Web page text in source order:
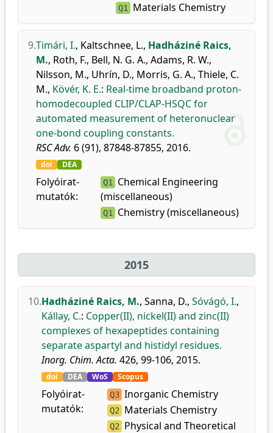
Q1 Materials Chemistry
9.Timári, I., Kaltschnee, L., Hadháziné Raics,
M., Roth, F., Bell, N. G. A., Adams, R. W.,
Nilsson, M., Uhrín, D., Morris, G. A., Thiele, C.
M., Kövér, K. E.: Real-time broadband proton-
homodecoupled CLIP/CLAP-HSQC for
automated measurement of heteronuclear
one-bond coupling constants.
RSC Adv. 6 (91), 87848-87855, 2016.
doi DEA
Folyóirat-
mutatók:
Q1 Chemical Engineering
(miscellaneous)
Q1 Chemistry (miscellaneous)
2015
10.Hadháziné Raics, M., Sanna, D., Sóvágó, I.,
Kállay, C.: Copper(II), nickel(II) and zinc(II)
complexes of hexapeptides containing
separate aspartyl and histidyl residues.
Inorg. Chim. Acta. 426, 99-106, 2015.
doi DEA WoS Scopus
Folyóirat-
mutatók:
Q3 Inorganic Chemistry
Q2 Materials Chemistry
Q2
Physical and Theoretical